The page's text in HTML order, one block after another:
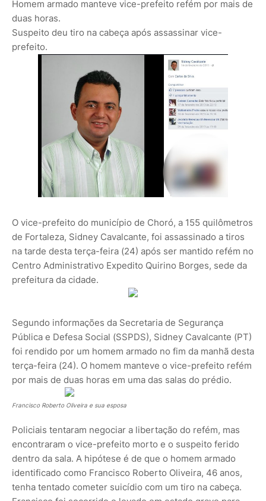
Homem armado manteve vice-prefeito refém por mais de
duas horas.
Suspeito deu tiro na cabeça após assassinar vice-
prefeito.
O vice-prefeito do município de Choró, a 155 quilômetros
de Fortaleza, Sidney Cavalcante, foi assassinado a tiros
na tarde desta terça-feira (24) após ser mantido refém no
Centro Administrativo Expedito Quirino Borges, sede da
prefeitura da cidade.
Segundo informações da Secretaria de Segurança
Pública e Defesa Social (SSPDS), Sidney Cavalcante (PT)
foi rendido por um homem armado no fim da manhã desta
terça-feira (24). O homem manteve o vice-prefeito refém
por mais de duas horas em uma das salas do prédio.
Francisco Roberto Oliveira e sua esposa
Policiais tentaram negociar a libertação do refém, mas
encontraram o vice-prefeito morto e o suspeito ferido
dentro da sala. A hipótese é de que o homem armado
identificado como Francisco Roberto Oliveira, 46 anos,
tenha tentado cometer suicídio com um tiro na cabeça.